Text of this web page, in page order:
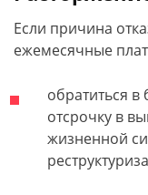
Если причина
ежемесячные
обратиться в
отсрочку в
жизненной